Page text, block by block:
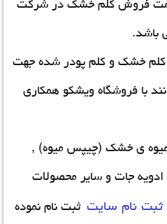
باشد.
کلم خشکو کلم پودر شده جهت
با فروشگاه ویشکو همکاری
میوه ی خشک(چیپس میوه) ,
جات و سایر محصولات
ثبت نام سایت ثبت نام نموده